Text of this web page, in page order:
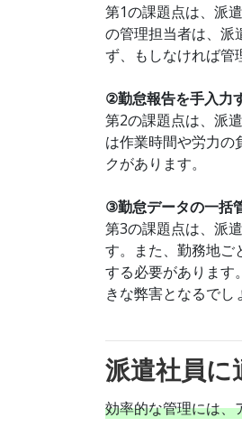
第1の課題点は、派
の管理担当者は、派
ず、もしなければ管
②勤怠報告を手入力
第2の課題点は、派
は作業時間や労力の
クがあります。
③勤怠データの一括
第3の課題点は、派
す。また、勤務地ご
する必要があります
きな弊害となるでし
派遣社員に
効率的な管理には、